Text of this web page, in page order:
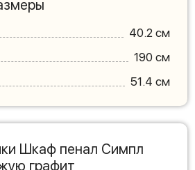
40.2 см
190 см
51.4 см
Шкаф пенал Симпл
графит